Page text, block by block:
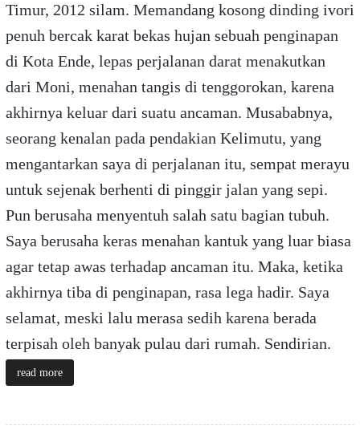
Timur, 2012 silam. Memandang kosong dinding ivori
penuh bercak karat bekas hujan sebuah penginapan
di Kota Ende, lepas perjalanan darat menakutkan
dari Moni, menahan tangis di tenggorokan, karena
akhirnya keluar dari suatu ancaman. Musababnya,
seorang kenalan pada pendakian Kelimutu, yang
mengantarkan saya di perjalanan itu, sempat merayu
untuk sejenak berhenti di pinggir jalan yang sepi.
Pun berusaha menyentuh salah satu bagian tubuh.
Saya berusaha keras menahan kantuk yang luar biasa
agar tetap awas terhadap ancaman itu. Maka, ketika
akhirnya tiba di penginapan, rasa lega hadir. Saya
selamat, meski lalu merasa sedih karena berada
terpisah oleh banyak pulau dari rumah. Sendirian.
read more